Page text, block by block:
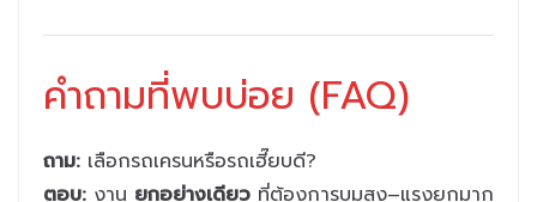
คำถามที่พบบ่อย (FAQ)
ถาม: เลือกรถเครนหรือรถเฮี๊ยบดี?
ตอบ: งาน ยกอย่างเดียว ที่ต้องการบูมสูง–แรงยกมาก